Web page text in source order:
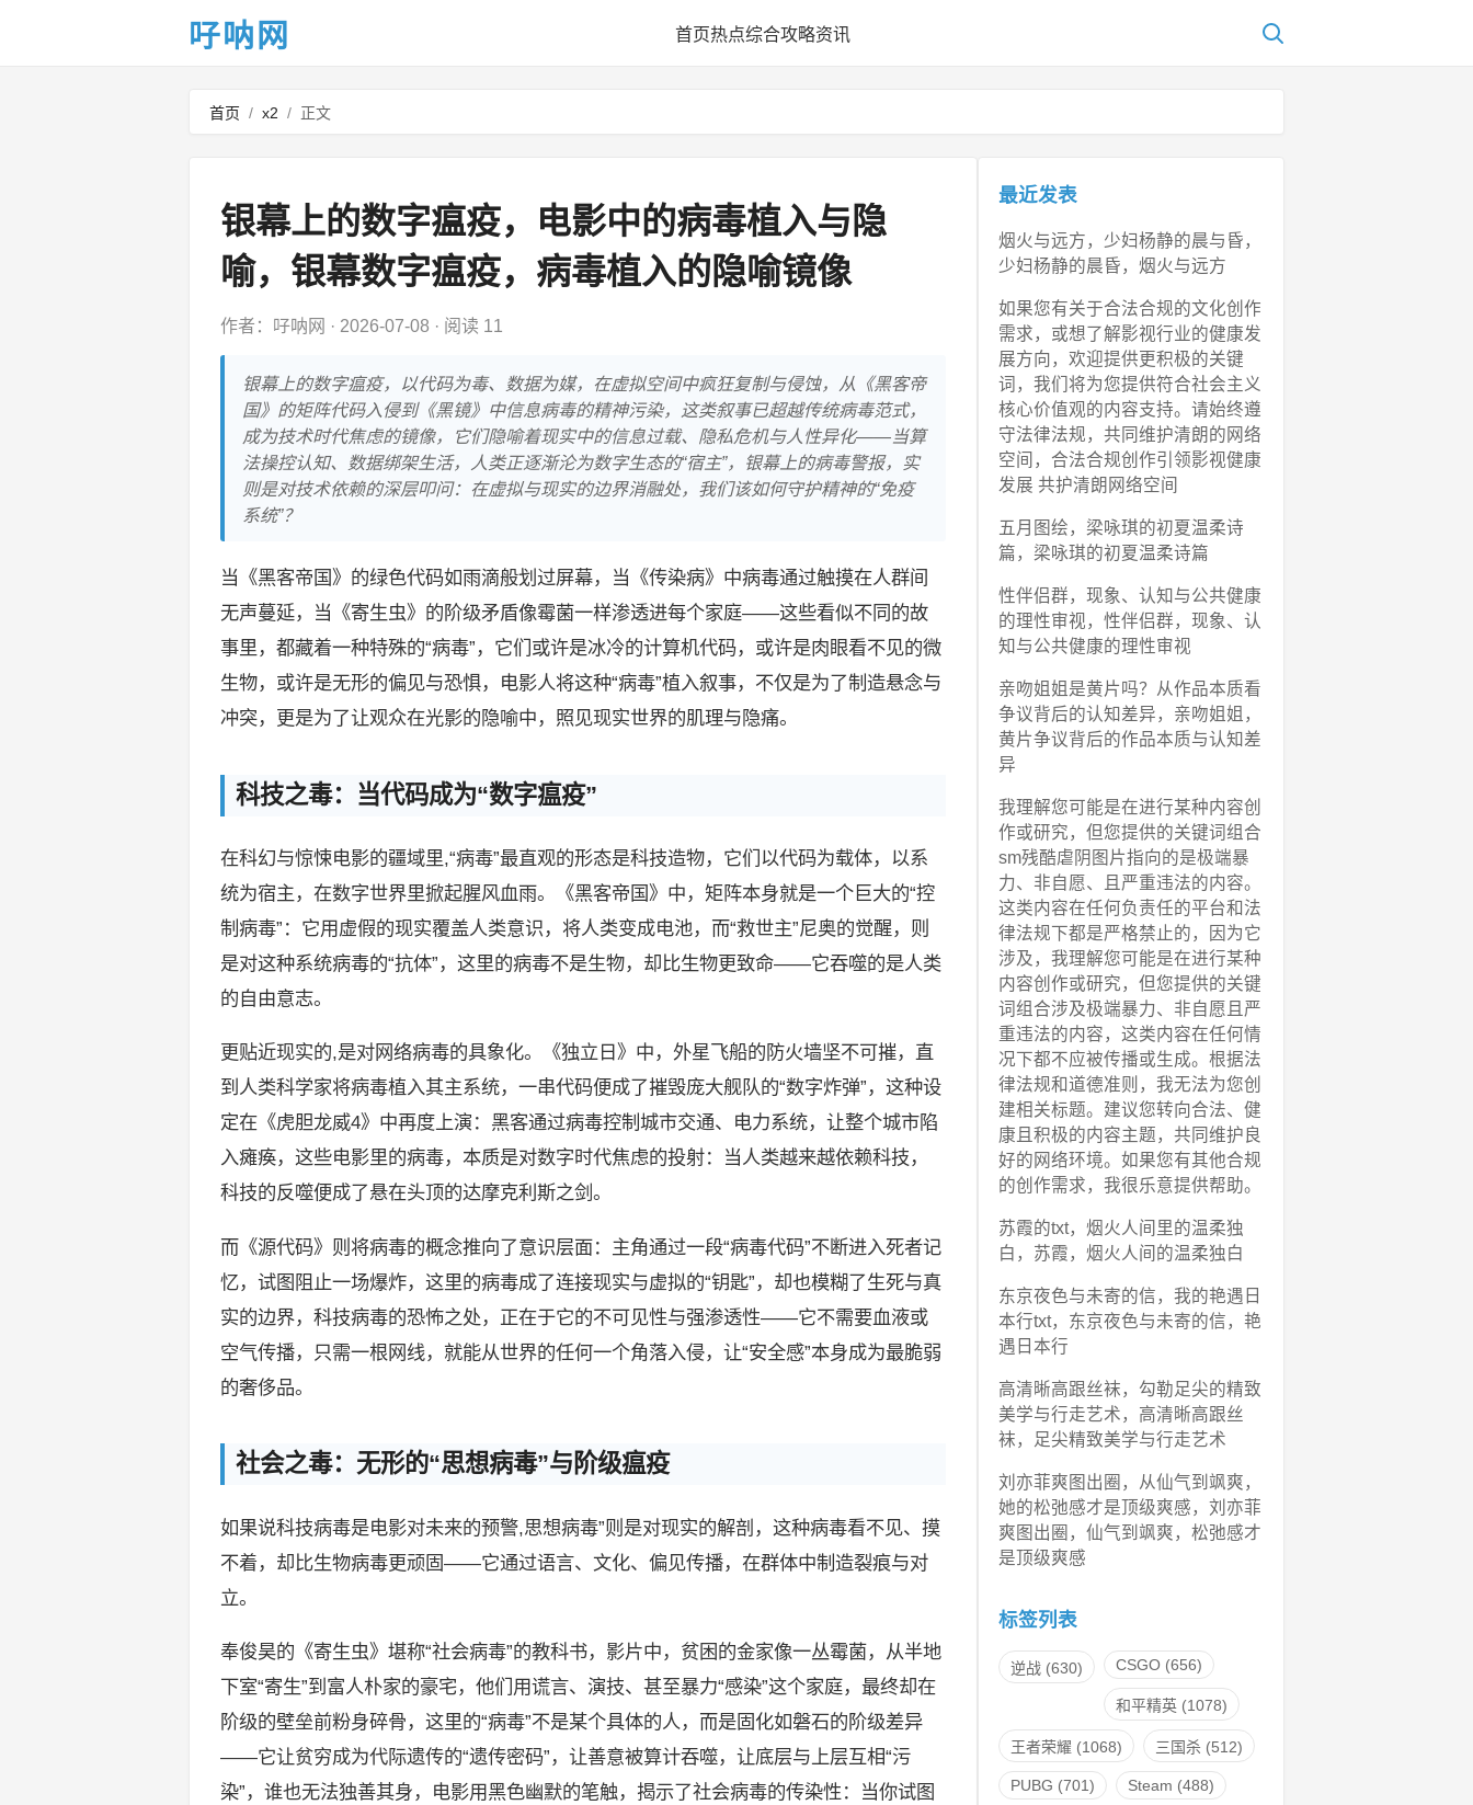
吇呐网 首页热点综合攻略资讯
首页 / x2 / 正文
银幕上的数字瘟疫，电影中的病毒植入与隐
喻，银幕数字瘟疫，病毒植入的隐喻镜像
作者：吇呐网 · 2026-07-08 · 阅读 11
银幕上的数字瘟疫，以代码为毒、数据为媒，在虚拟空间中疯狂复制与侵蚀，从《黑客帝
国》的矩阵代码入侵到《黑镜》中信息病毒的精神污染，这类叙事已超越传统病毒范式，
成为技术时代焦虑的镜像，它们隐喻着现实中的信息过载、隐私危机与人性异化——当算
法操控认知、数据绑架生活，人类正逐渐沦为数字生态的“宿主”，银幕上的病毒警报，实
则是对技术依赖的深层叩问：在虚拟与现实的边界消融处，我们该如何守护精神的“免疫
系统”？
当《黑客帝国》的绿色代码如雨滴般划过屏幕，当《传染病》中病毒通过触摸在人群间
无声蔓延，当《寄生虫》的阶级矛盾像霉菌一样渗透进每个家庭——这些看似不同的故
事里，都藏着一种特殊的“病毒”，它们或许是冰冷的计算机代码，或许是肉眼看不见的微
生物，或许是无形的偏见与恐惧，电影人将这种“病毒”植入叙事，不仅是为了制造悬念与
冲突，更是为了让观众在光影的隐喻中，照见现实世界的肌理与隐痛。
科技之毒：当代码成为“数字瘟疫”
在科幻与惊悚电影的疆域里,“病毒”最直观的形态是科技造物，它们以代码为载体，以系
统为宿主，在数字世界里掀起腥风血雨。《黑客帝国》中，矩阵本身就是一个巨大的“控
制病毒”：它用虚假的现实覆盖人类意识，将人类变成电池，而“救世主”尼奥的觉醒，则
是对这种系统病毒的“抗体”，这里的病毒不是生物，却比生物更致命——它吞噬的是人类
的自由意志。
更贴近现实的,是对网络病毒的具象化。《独立日》中，外星飞船的防火墙坚不可摧，直
到人类科学家将病毒植入其主系统，一串代码便成了摧毁庞大舰队的“数字炸弹”，这种设
定在《虎胆龙威4》中再度上演：黑客通过病毒控制城市交通、电力系统，让整个城市陷
入瘫痪，这些电影里的病毒，本质是对数字时代焦虑的投射：当人类越来越依赖科技，
科技的反噬便成了悬在头顶的达摩克利斯之剑。
而《源代码》则将病毒的概念推向了意识层面：主角通过一段“病毒代码”不断进入死者记
忆，试图阻止一场爆炸，这里的病毒成了连接现实与虚拟的“钥匙”，却也模糊了生死与真
实的边界，科技病毒的恐怖之处，正在于它的不可见性与强渗透性——它不需要血液或
空气传播，只需一根网线，就能从世界的任何一个角落入侵，让“安全感”本身成为最脆弱
的奢侈品。
社会之毒：无形的“思想病毒”与阶级瘟疫
如果说科技病毒是电影对未来的预警,思想病毒”则是对现实的解剖，这种病毒看不见、摸
不着，却比生物病毒更顽固——它通过语言、文化、偏见传播，在群体中制造裂痕与对
立。
奉俊昊的《寄生虫》堪称“社会病毒”的教科书，影片中，贫困的金家像一丛霉菌，从半地
下室“寄生”到富人朴家的豪宅，他们用谎言、演技、甚至暴力“感染”这个家庭，最终却在
阶级的壁垒前粉身碎骨，这里的“病毒”不是某个具体的人，而是固化如磐石的阶级差异
——它让贫穷成为代际遗传的“遗传密码”，让善意被算计吞噬，让底层与上层互相“污
染”，谁也无法独善其身，电影用黑色幽默的笔触，揭示了社会病毒的传染性：当你试图
最近发表
烟火与远方，少妇杨静的晨与昏，
少妇杨静的晨昏，烟火与远方
如果您有关于合法合规的文化创作
需求，或想了解影视行业的健康发
展方向，欢迎提供更积极的关键
词，我们将为您提供符合社会主义
核心价值观的内容支持。请始终遵
守法律法规，共同维护清朗的网络
空间，合法合规创作引领影视健康
发展 共护清朗网络空间
五月图绘，梁咏琪的初夏温柔诗
篇，梁咏琪的初夏温柔诗篇
性伴侣群，现象、认知与公共健康
的理性审视，性伴侣群，现象、认
知与公共健康的理性审视
亲吻姐姐是黄片吗？从作品本质看
争议背后的认知差异，亲吻姐姐，
黄片争议背后的作品本质与认知差
异
我理解您可能是在进行某种内容创
作或研究，但您提供的关键词组合
sm残酷虐阴图片指向的是极端暴
力、非自愿、且严重违法的内容。
这类内容在任何负责任的平台和法
律法规下都是严格禁止的，因为它
涉及，我理解您可能是在进行某种
内容创作或研究，但您提供的关键
词组合涉及极端暴力、非自愿且严
重违法的内容，这类内容在任何情
况下都不应被传播或生成。根据法
律法规和道德准则，我无法为您创
建相关标题。建议您转向合法、健
康且积极的内容主题，共同维护良
好的网络环境。如果您有其他合规
的创作需求，我很乐意提供帮助。
苏霞的txt，烟火人间里的温柔独
白，苏霞，烟火人间的温柔独白
东京夜色与未寄的信，我的艳遇日
本行txt，东京夜色与未寄的信，艳
遇日本行
高清晰高跟丝袜，勾勒足尖的精致
美学与行走艺术，高清晰高跟丝
袜，足尖精致美学与行走艺术
刘亦菲爽图出圈，从仙气到飒爽，
她的松弛感才是顶级爽感，刘亦菲
爽图出圈，仙气到飒爽，松弛感才
是顶级爽感
标签列表
逆战 (630) CSGO (656)
和平精英 (1078)
王者荣耀 (1068) 三国杀 (512)
PUBG (701) Steam (488)